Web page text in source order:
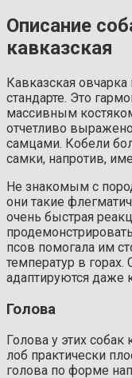
Описание
кавказская
Кавказская
стандарте. Это
массивным
отчетливо
самцами. Кобели
самки, напротив,
Не знакомым с
они такие
очень быстрая
псов помогала им
температур в горах.
адаптируются даже
Голова
Голова у этих
лоб практически
голова по форме